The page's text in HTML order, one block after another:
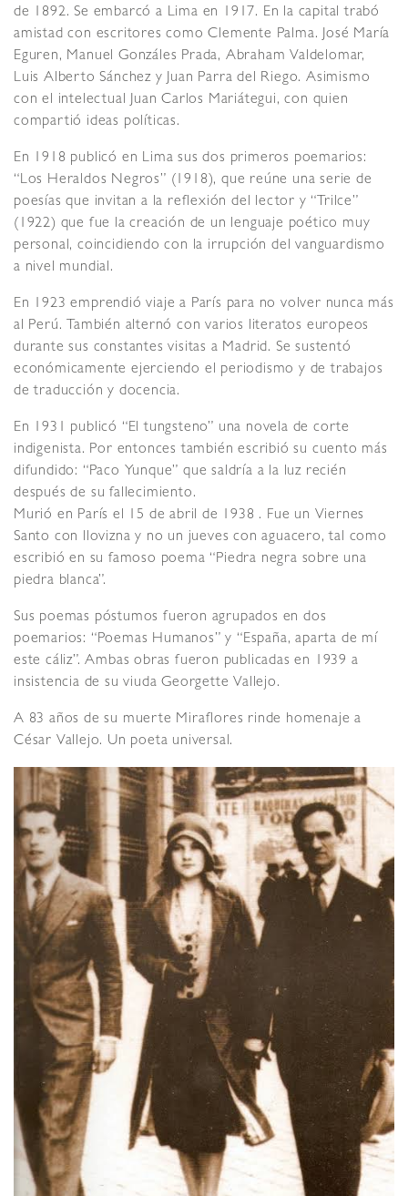
de 1892. Se embarcó a Lima en 1917. En la capital trabó
amistad con escritores como Clemente Palma. José María
Eguren, Manuel Gonzáles Prada, Abraham Valdelomar,
Luis Alberto Sánchez y Juan Parra del Riego. Asimismo
con el intelectual Juan Carlos Mariátegui, con quien
compartió ideas políticas.
En 1918 publicó en Lima sus dos primeros poemarios:
“Los Heraldos Negros” (1918), que reúne una serie de
poesías que invitan a la reflexión del lector y “Trilce”
(1922) que fue la creación de un lenguaje poético muy
personal, coincidiendo con la irrupción del vanguardismo
a nivel mundial.
En 1923 emprendió viaje a París para no volver nunca más
al Perú. También alternó con varios literatos europeos
durante sus constantes visitas a Madrid. Se sustentó
económicamente ejerciendo el periodismo y de trabajos
de traducción y docencia.
En 1931 publicó “El tungsteno” una novela de corte
indigenista. Por entonces también escribió su cuento más
difundido: “Paco Yunque” que saldría a la luz recién
después de su fallecimiento.
Murió en París el 15 de abril de 1938 . Fue un Viernes
Santo con llovizna y no un jueves con aguacero, tal como
escribió en su famoso poema “Piedra negra sobre una
piedra blanca”.
Sus poemas póstumos fueron agrupados en dos
poemarios: “Poemas Humanos” y “España, aparta de mí
este cáliz”. Ambas obras fueron publicadas en 1939 a
insistencia de su viuda Georgette Vallejo.
A 83 años de su muerte Miraflores rinde homenaje a
César Vallejo. Un poeta universal.